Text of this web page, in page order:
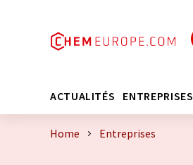
ACTUALITÉS ENTREPRISES
Home Entreprises